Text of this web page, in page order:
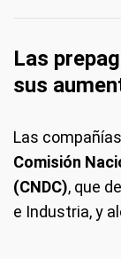
Las
sus
Las
Comisión
(CNDC), que
e Industria, y